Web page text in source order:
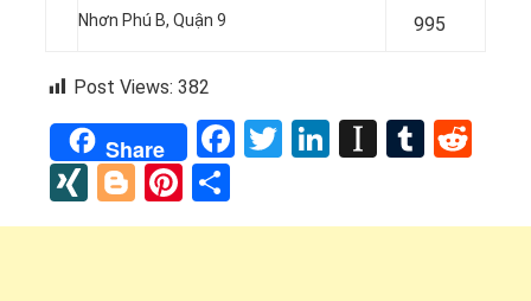
Nhơn Phú B, Quận 9
995
Post Views: 382
Share Facebook
Twitter
LinkedIn
XINGBloggerPinterest